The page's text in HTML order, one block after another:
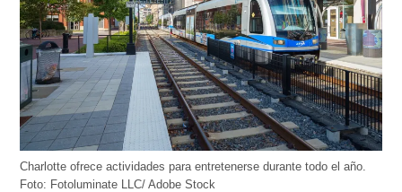
Charlotte ofrece actividades para entretenerse durante todo el año.
Foto: Fotoluminate LLC/ Adobe Stock